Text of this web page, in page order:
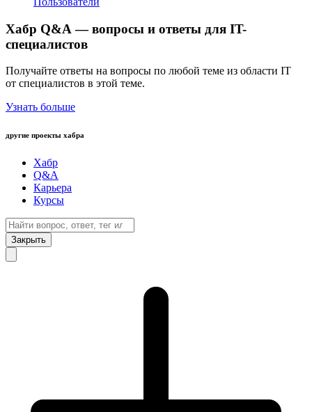
Хабр Q&A — вопросы и ответы для IT-
специалистов
Получайте ответы на вопросы по любой теме из области IT
от специалистов в этой теме.
Узнать больше
другие проекты хабра
Хабр
Q&A
Карьера
Курсы
Закрыть